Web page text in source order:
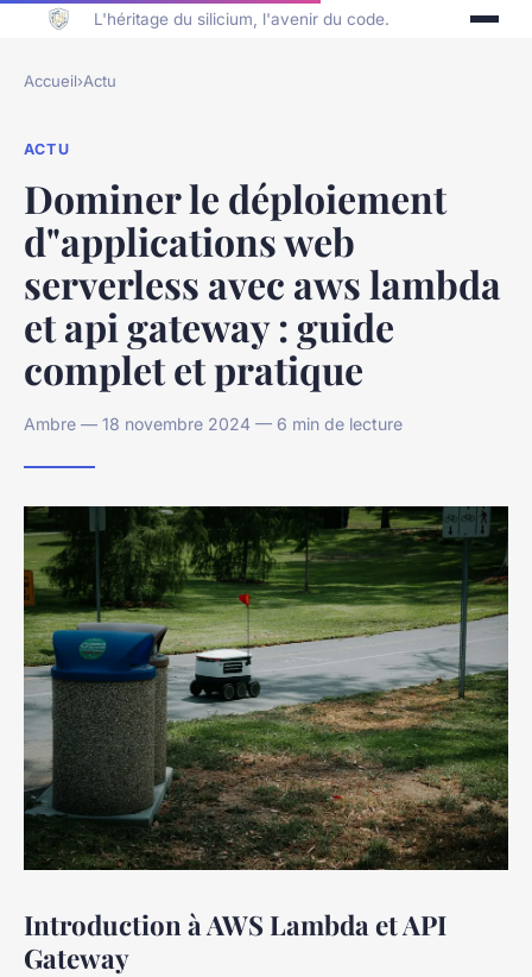
L'héritage du silicium, l'avenir du code.
Accueil›Actu
ACTU
Dominer le déploiement
d"applications web
serverless avec aws lambda
et api gateway : guide
complet et pratique
Ambre — 18 novembre 2024 — 6 min de lecture
Introduction à AWS Lambda et API
Gateway